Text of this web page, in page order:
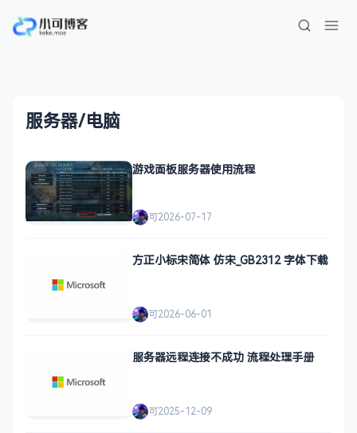
服务器/电脑
游戏面板服务器使用流程
可2026-07-17
方正小标宋简体 仿宋_GB2312 字体下载
可2026-06-01
服务器远程连接不成功 流程处理手册
可2025-12-09